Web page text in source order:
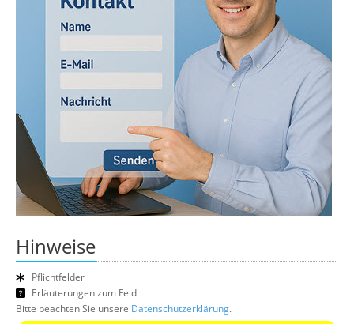
Hinweise
Pflichtfelder
Erläuterungen zum Feld
Bitte beachten Sie unsere Datenschutzerklärung.